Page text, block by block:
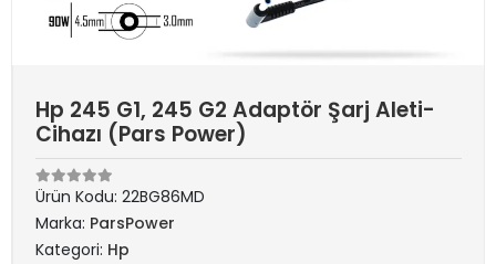
Hp 245 G1, 245 G2 Adaptör Şarj Aleti-
Cihazı (Pars Power)
Ürün Kodu: 22BG86MD
Marka: ParsPower
Kategori: Hp